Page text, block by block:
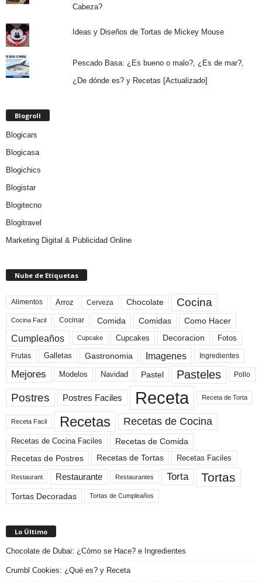
Cabeza?
Ideas y Diseños de Tortas de Mickey Mouse
Pescado Basa: ¿Es bueno o malo?, ¿Es de mar?,
¿De dónde es? y Recetas [Actualizado]
Blogroll
Blogicars
Blogicasa
Blogichics
Blogistar
Blogitecno
Blogitravel
Marketing Digital & Publicidad Online
Nube de Etiquetas
Alimentos Arroz Cerveza Chocolate Cocina
Cocina Facil Cocinar Comida Comidas Como Hacer
Cumpleaños Cupcake Cupcakes Decoracion Fotos
Frutas Galletas Gastronomia Imagenes Ingredientes
Mejores Modelos Navidad Pastel Pasteles Pollo
Postres Postres Faciles Receta Receta de Torta
Receta Facil Recetas Recetas de Cocina
Recetas de Cocina Faciles
Recetas de Comida
Recetas de Postres
Recetas de Tortas Recetas Faciles
Restaurant Restaurante Restaurantes Torta Tortas
Tortas Decoradas Tortas de Cumpleaños
Lo Último
Chocolate de Dubai: ¿Cómo se Hace? e Ingredientes
Crumbl Cookies: ¿Qué es? y Receta